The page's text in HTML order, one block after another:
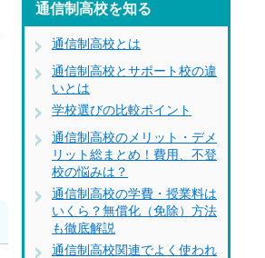
通信制高校を知る
通信制高校とは
通信制高校とサポート校の違
いとは
学校選びの比較ポイント
通信制高校のメリット・デメ
リット総まとめ！費用、不登
校の悩みは？
通信制高校の学費・授業料は
いくら？無償化（免除）方法
も徹底解説
通信制高校関連でよく使われ